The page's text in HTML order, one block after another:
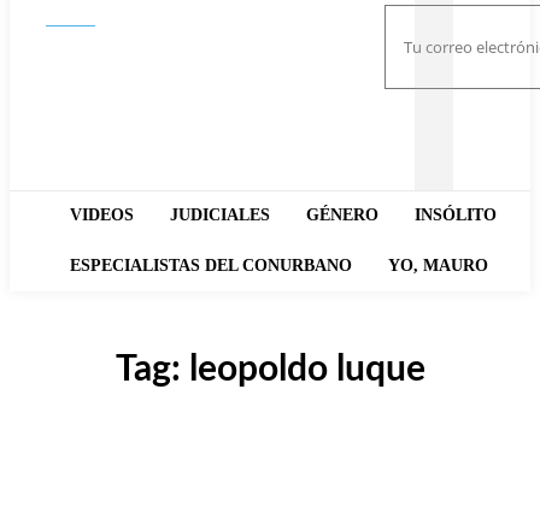
VIDEOS JUDICIALES GÉNERO INSÓLITO
ESPECIALISTAS DEL CONURBANO YO, MAURO
Tag: leopoldo luque